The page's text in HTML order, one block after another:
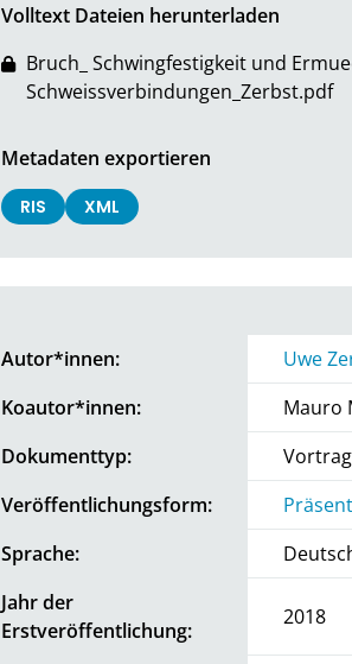
Volltext Dateien herunterladen
Bruch_ Schwingfestigkeit und
Schweissverbindungen_Zerbst.pdf
Metadaten exportieren
RIS XML
Autor*innen:
Uwe
Koautor*innen:
Mauro
Dokumenttyp:
Vortrag
Veröffentlichungsform:
Sprache:
Jahr der
Erstveröffentlichung:
2018